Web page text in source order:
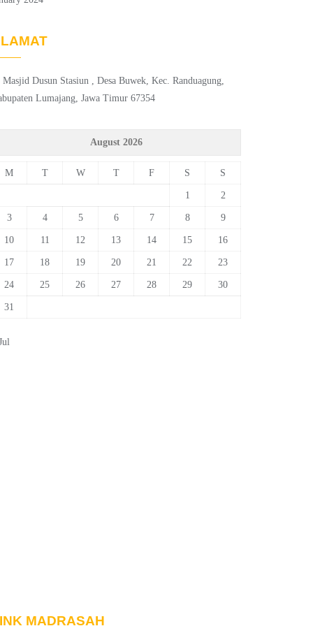
Masjid Dusun Stasiun , Desa Buwek, Kec. Randuagung,
Lumajang, Jawa Timur 67354
August 2026
M T W T F S S
1 2
3 4 5 6 7 8 9
10 11 12 13 14 15 16
17 18 19 20 21 22 23
24 25 26 27 28 29 30
31
MADRASAH